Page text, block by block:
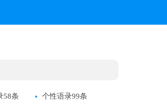
58条 个性语录99条